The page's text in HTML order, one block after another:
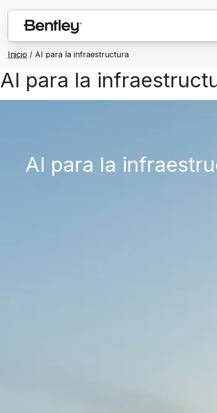
Inicio / AI para la infraestructura
AI para la
AI para la